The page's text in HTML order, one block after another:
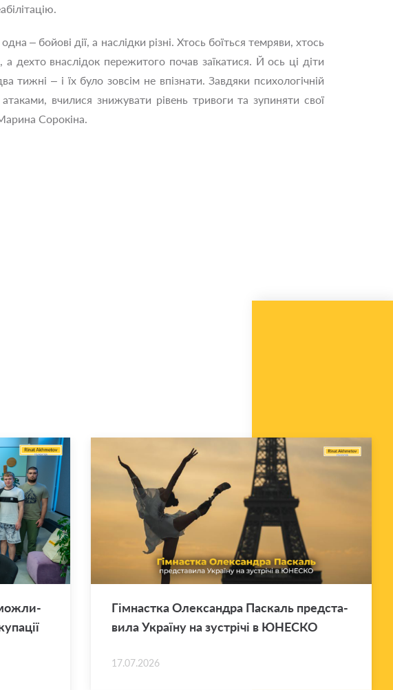
– бойові дії, а наслідки різні. Хтось боїться темряви, хтось
дехто внаслідок пережитого почав заїкатися. Й ось ці діти
– і їх було зовсім не впізнати. Завдяки психологічній
вчилися знижувати рівень тривоги та зупиняти свої
Сорокіна.
мо­жли­
Гім­нас­тка Оле­ксан­дра Па­скаль пред­ста­
ви­ла Укра­ї­ну на зу­стрі­чі в ЮНЕ­СКО
17.07.2026